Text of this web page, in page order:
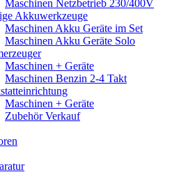
Maschinen Netzbetrieb 230/400V
Akkuwerkzeuge
Maschinen Akku Geräte im Set
Maschinen Akku Geräte Solo
Maschinen + Geräte
Maschinen Benzin 2-4 Takt
Maschinen + Geräte
Zubehör Verkauf